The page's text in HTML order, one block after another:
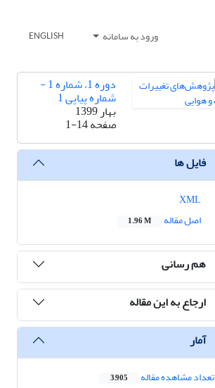
ورود به سامانه ENGLISH
دوره 1، شماره 1 -
شماره پیاپی 1
بهار 1399
صفحه1-14
فایل ها
اصل مقاله
1.96 M
هم رسانی
ارجاع به این مقاله
آمار
تعداد مشاهده مقاله 3,905